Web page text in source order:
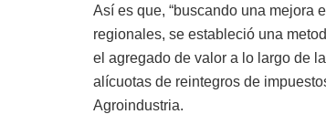
Así es que, “buscando una mejora
regionales, se estableció una
el agregado de valor a lo largo de
alícuotas de reintegros de
Agroindustria.